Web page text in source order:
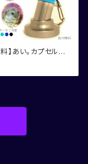
料】あい。カプセル
ル 台付